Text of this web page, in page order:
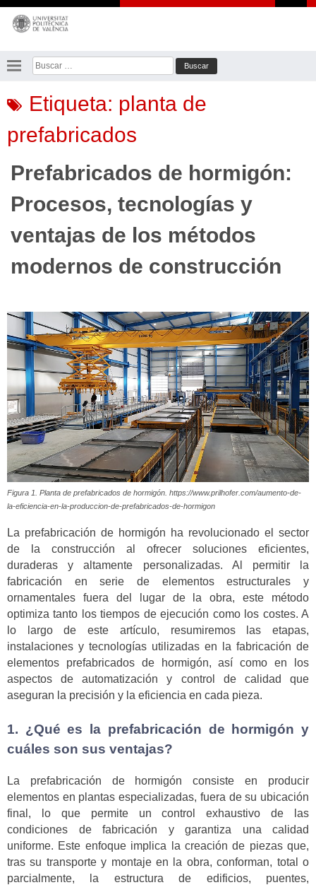
Saltar
contenido
Buscar:
Etiqueta: planta de
prefabricados
Prefabricados de hormigón:
Procesos, tecnologías y
ventajas de los métodos
modernos de construcción
Figura 1. Planta de prefabricados de hormigón. https://www.prilhofer.com/aumento-de-
la-eficiencia-en-la-produccion-de-prefabricados-de-hormigon
La prefabricación de hormigón ha revolucionado el sector
de la construcción al ofrecer soluciones eficientes,
duraderas y altamente personalizadas. Al permitir la
fabricación en serie de elementos estructurales y
ornamentales fuera del lugar de la obra, este método
optimiza tanto los tiempos de ejecución como los costes. A
lo largo de este artículo, resumiremos las etapas,
instalaciones y tecnologías utilizadas en la fabricación de
elementos prefabricados de hormigón, así como en los
aspectos de automatización y control de calidad que
aseguran la precisión y la eficiencia en cada pieza.
1. ¿Qué es la prefabricación de hormigón y
cuáles son sus ventajas?
La prefabricación de hormigón consiste en producir
elementos en plantas especializadas, fuera de su ubicación
final, lo que permite un control exhaustivo de las
condiciones de fabricación y garantiza una calidad
uniforme. Este enfoque implica la creación de piezas que,
tras su transporte y montaje en la obra, conforman, total o
parcialmente, la estructura de edificios, puentes,